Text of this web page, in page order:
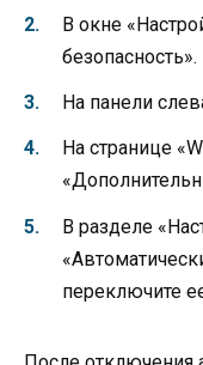
В окне
безопасность».
На панели
На странице
В разделе
переключите